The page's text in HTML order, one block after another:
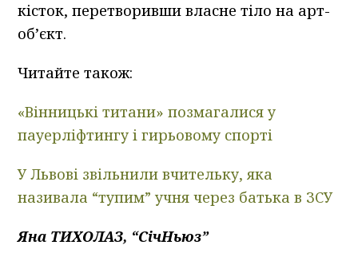
кісток, перетворивши власне тіло на арт-
об’єкт.
Читайте також:
«Вінницькі титани» позмагалися у
пауерліфтингу і гирьовому спорті
У Львові звільнили вчительку, яка
називала “тупим” учня через батька в ЗСУ
Яна ТИХОЛАЗ, “СічНьюз”